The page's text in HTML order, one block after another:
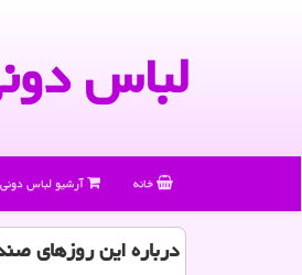
لباس
خانه آرشیو لباس دونی
درباره این روزهای